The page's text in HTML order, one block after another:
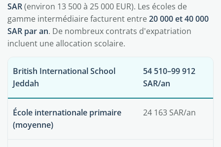
SAR(environ 13 500 à 25 000 EUR). Les écoles de
gamme intermédiaire facturent entre20 000 et 40 000
SAR par an. De nombreux contrats d'expatriation
incluent une allocation scolaire.
British International School
Jeddah
54 510–99 912
SAR/an
École internationale primaire
(moyenne)
24 163 SAR/an